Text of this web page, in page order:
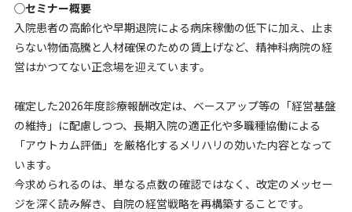
◯セミナー概要
入院患者の高齢化や早期退院による病床稼働の低下に加え、止ま
らない物価高騰と人材確保のための賃上げなど、精神科病院の経
営はかつてない正念場を迎えています。
確定した2026年度診療報酬改定は、ベースアップ等の「経営基盤
の維持」に配慮しつつ、長期入院の適正化や多職種協働による
「アウトカム評価」を厳格化するメリハリの効いた内容となって
います。
今求められるのは、単なる点数の確認ではなく、改定のメッセー
ジを深く読み解き、自院の経営戦略を再構築することです。